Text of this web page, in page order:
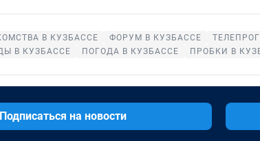
В КУЗБАССЕ ФОРУМ В КУЗБАССЕ
В КУЗБАССЕ
ПОГОДА В КУЗБАССЕ ПРОБКИ В
Подписаться на новости